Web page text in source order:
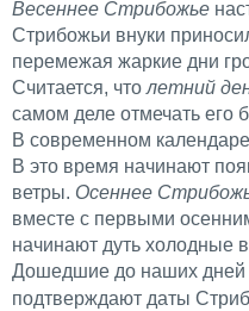
Весеннее Стрибожье
Стрибожьи внуки
перемежая жаркие дни
Считается, что летний
самом деле отмечать его
В современном календаре
В это время начинают
ветры. Осеннее
вместе с первыми
начинают дуть холодные
Дошедшие до наших дней
подтверждают даты